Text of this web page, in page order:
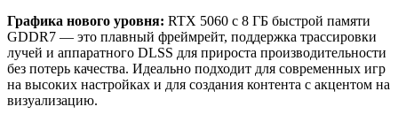
Графика нового уровня: RTX 5060 с 8 ГБ быстрой памяти
GDDR7 — это плавный фреймрейт, поддержка трассировки
лучей и аппаратного DLSS для прироста производительности
без потерь качества. Идеально подходит для современных игр
на высоких настройках и для создания контента с акцентом на
визуализацию.